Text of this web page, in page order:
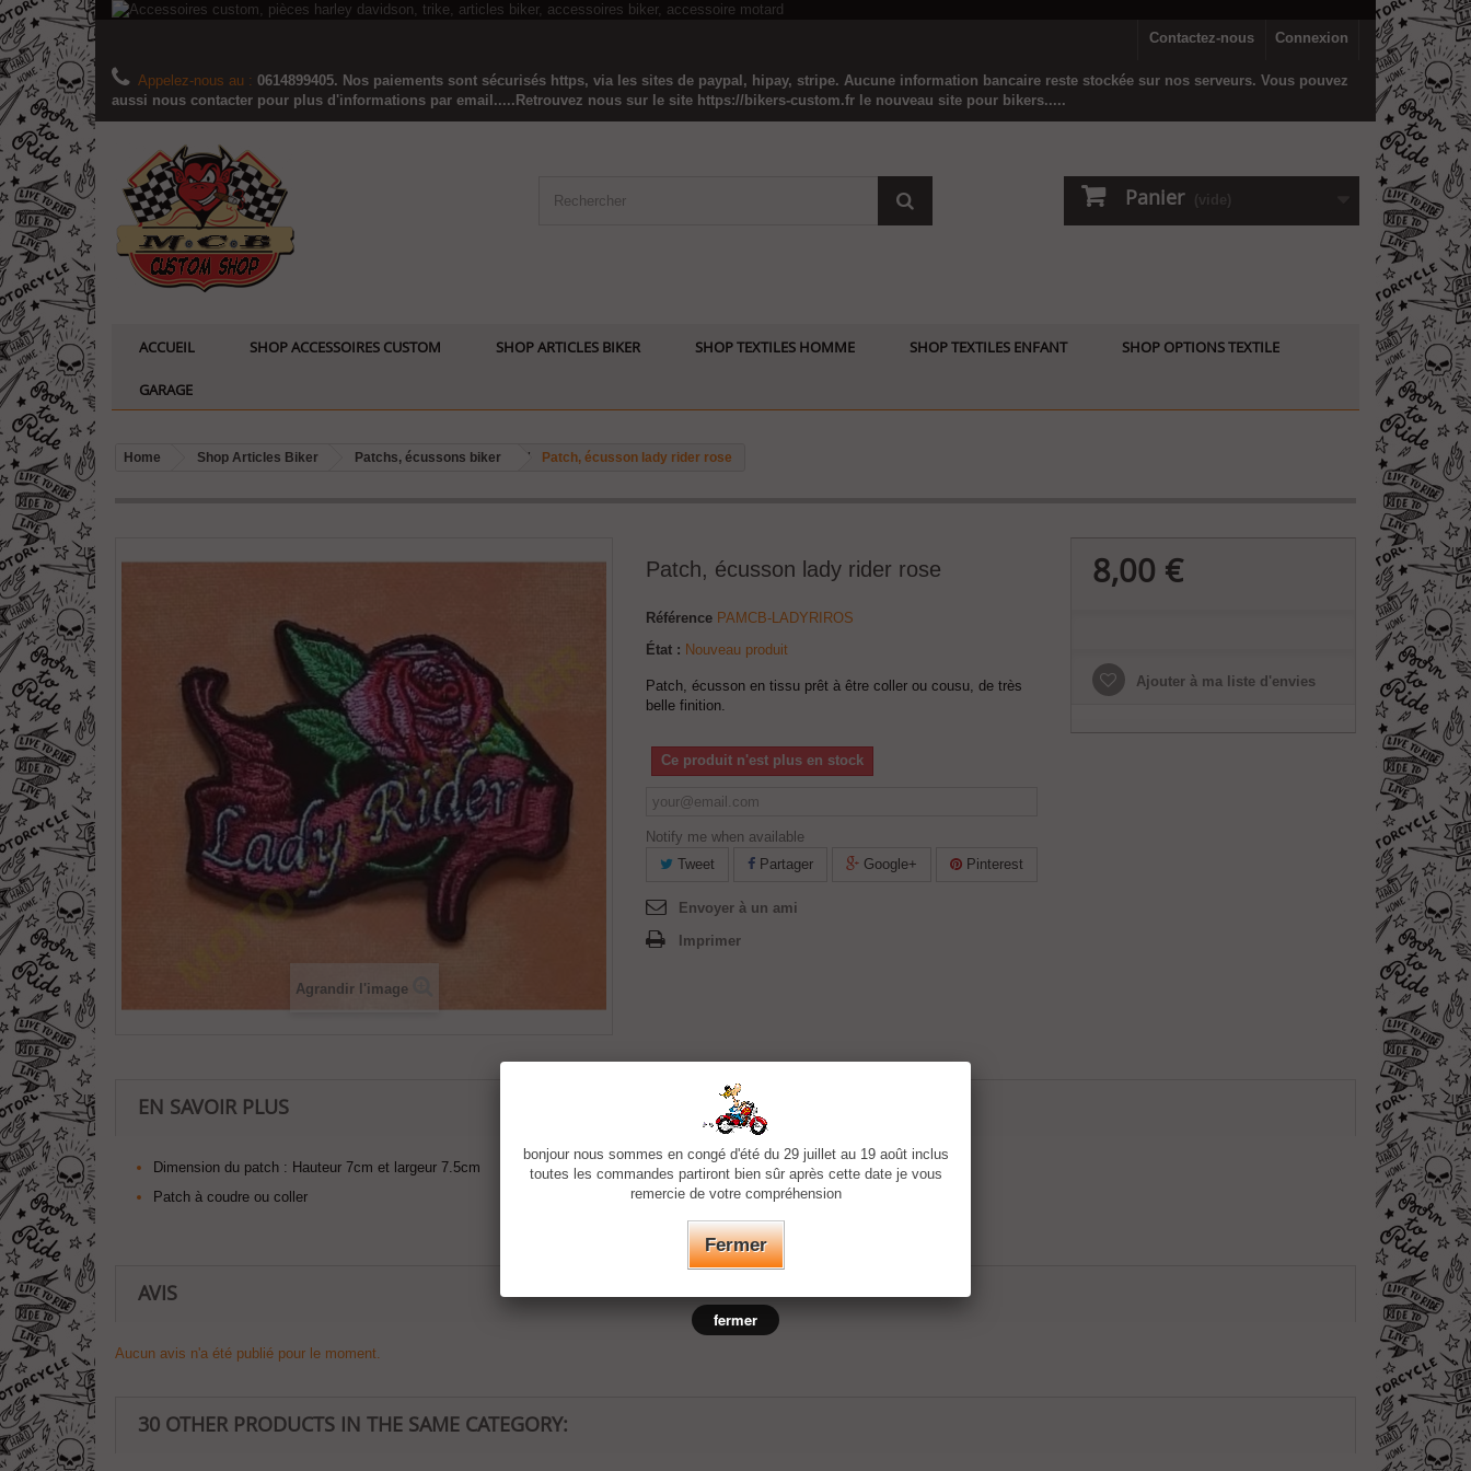
Connexion
Contactez-nous
Appelez-nous au : 0614899405. Nos paiements sont sécurisés https, via les sites de paypal, hipay, stripe. Aucune information bancaire reste stockée sur nos serveurs. Vous pouvez
aussi nous contacter pour plus d'informations par email.....Retrouvez nous sur le site https://bikers-custom.fr le nouveau site pour bikers.....
Panier (vide)
ACCUEIL SHOP ACCESSOIRES CUSTOM SHOP ARTICLES BIKER SHOP TEXTILES HOMME SHOP TEXTILES ENFANT SHOP OPTIONS TEXTILE
GARAGE
Home Shop Articles Biker Patchs, écussons biker Patch, écusson lady rider rose
Agrandir l'image
Patch, écusson lady rider rose
Référence PAMCB-LADYRIROS
État : Nouveau produit
Patch, écusson en tissu prêt à être coller ou cousu, de très
belle finition.
Ce produit n'est plus en stock
Notify me when available
Tweet
Partager Google+ Pinterest
Envoyer à un ami
Imprimer
8,00 €
Ajouter à ma liste d'envies
EN SAVOIR PLUS
Dimension du patch : Hauteur 7cm et largeur 7.5cm
Patch à coudre ou coller
AVIS
Aucun avis n'a été publié pour le moment.
30 OTHER PRODUCTS IN THE SAME CATEGORY:
bonjour nous sommes en congé d'été du 29 juillet au 19 août inclus
toutes les commandes partiront bien sûr après cette date je vous
remercie de votre compréhension
Fermer
fermer